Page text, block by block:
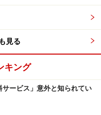
見る
キング
ービス」意外と知られてい